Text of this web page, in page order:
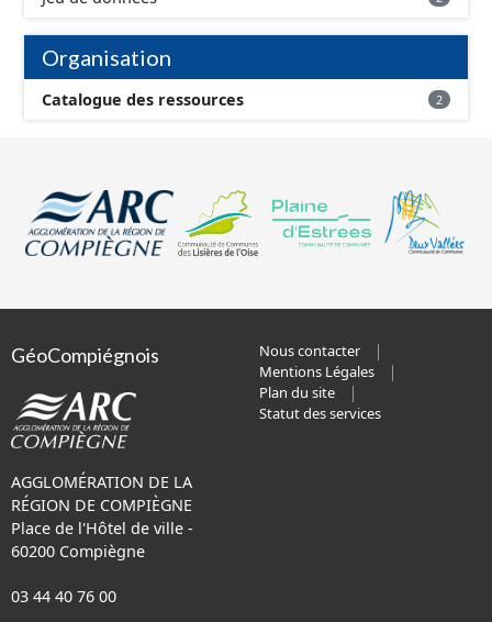
Organisation
Catalogue des ressources 2
GéoCompiégnois
AGGLOMÉRATION DE LA
RÉGION DE COMPIÈGNE
Place de l'Hôtel de ville -
60200 Compiègne
03 44 40 76 00
Nous contacter
Mentions Légales
Plan du site
Statut des services